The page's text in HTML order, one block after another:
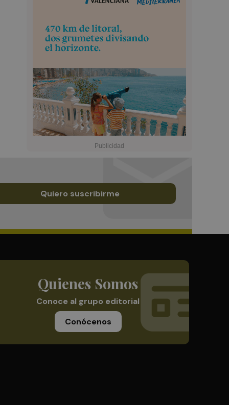
Quiero suscribirme
Quienes Somos
Conoce al grupo editorial
Conócenos